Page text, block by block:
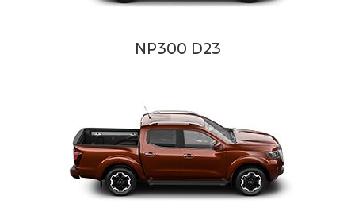
NP300 D23